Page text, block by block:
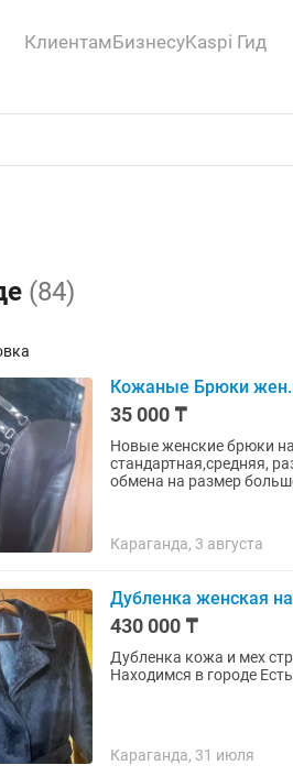
КлиентамБизнесуKaspi Гид
(84)
Кожаные Брюки
35 000 ₸
Новые женские брюки
стандартная,средняя,
обмена на размер
Караганда, 3 августа
Дубленка женская
430 000 ₸
Дубленка кожа и мех стриженый. Турция
Караганда, 31 июля